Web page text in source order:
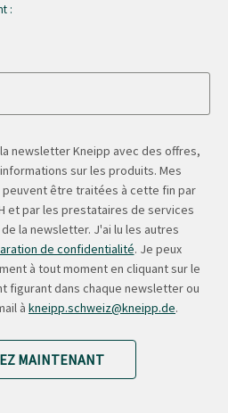
:
newsletter Kneipp avec des offres,
sur les produits. Mes
être traitées à cette fin par
et par les prestataires de services
la newsletter. J'ai lu les autres
de confidentialité. Je peux
à tout moment en cliquant sur le
figurant dans chaque newsletter ou
à kneipp.schweiz@kneipp.de.
MAINTENANT